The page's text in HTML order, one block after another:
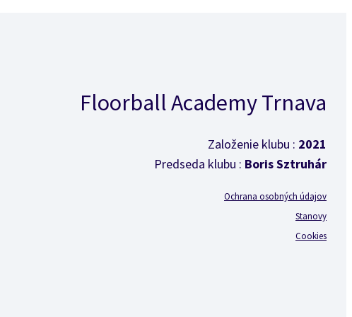
Floorball Academy Trnava
Založenie klubu : 2021
Predseda klubu : Boris Sztruhár
Ochrana osobných údajov
Stanovy
Cookies